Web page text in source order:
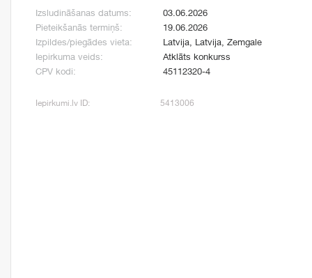
Izsludināšanas datums:
03.06.2026
Pieteikšanās termiņš:
19.06.2026
Izpildes/piegādes vieta:
Latvija, Latvija, Zemgale
Iepirkuma veids:
Atklāts konkurss
CPV kodi:
45112320-4
Iepirkumi.lv ID: 5413006